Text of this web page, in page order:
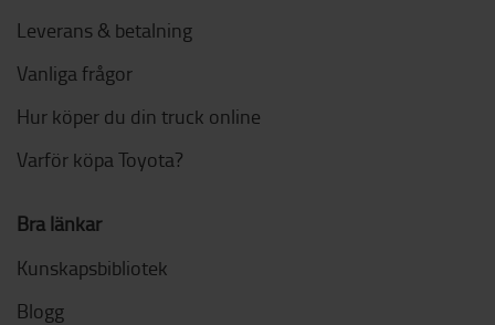
Leverans & betalning
Vanliga frågor
Hur köper du din truck online
Varför köpa Toyota?
Bra länkar
Kunskapsbibliotek
Blogg